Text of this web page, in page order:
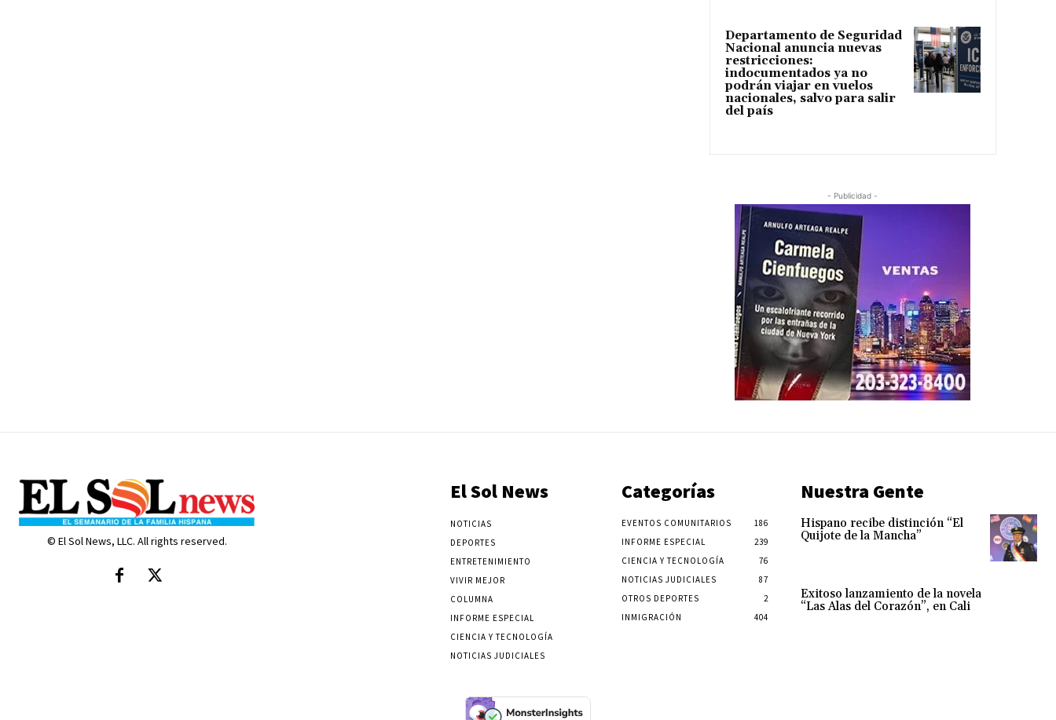
Departamento de Seguridad
Nacional anuncia nuevas
restricciones:
indocumentados ya no
podrán viajar en vuelos
nacionales, salvo para salir
del país
- Publicidad -
© El Sol News, LLC. All rights reserved.
El Sol News
NOTICIAS
DEPORTES
ENTRETENIMIENTO
VIVIR MEJOR
COLUMNA
INFORME ESPECIAL
CIENCIA Y TECNOLOGÍA
NOTICIAS JUDICIALES
Categorías
EVENTOS COMUNITARIOS
186
INFORME ESPECIAL
239
CIENCIA Y TECNOLOGÍA
76
NOTICIAS JUDICIALES
87
OTROS DEPORTES
2
INMIGRACIÓN
404
Nuestra Gente
Hispano recibe distinción “El
Quijote de la Mancha”
Exitoso lanzamiento de la novela
“Las Alas del Corazón”, en Cali